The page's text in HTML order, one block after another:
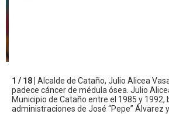
1 / 18 | Alcalde de Cataño, Julio Alicea
padece cáncer de médula ósea. Julio
Municipio de Cataño entre el 1985 y 1992,
administraciones de José “Pepe” Álvarez